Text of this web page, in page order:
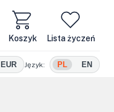
Koszyk Lista życzeń
EUR Język: PL EN